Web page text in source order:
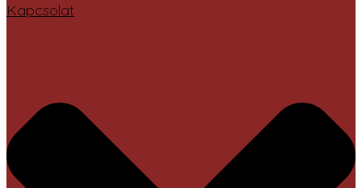
Kapcsolat